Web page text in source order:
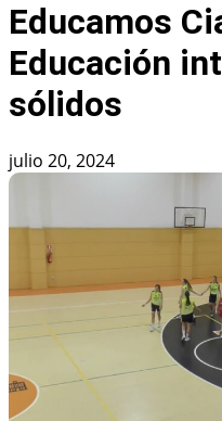
Educamos
Educación
sólidos
julio 20, 2024